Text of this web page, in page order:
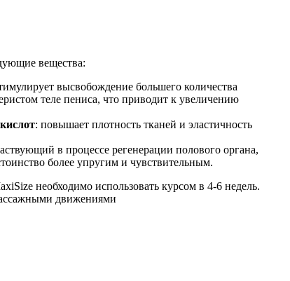
вещества:
высвобождение большего количества
теле пениса, что приводит к увеличению
: повышает плотность тканей и эластичность
в процессе регенерации полового органа,
более упругим и чувствительным.
необходимо использовать курсом в 4-6 недель.
движениями